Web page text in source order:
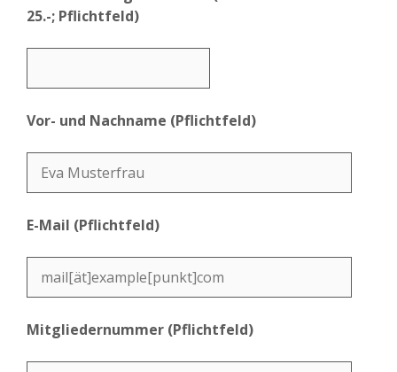
25.-; Pflichtfeld)
Vor- und Nachname (Pflichtfeld)
E-Mail (Pflichtfeld)
Mitgliedernummer (Pflichtfeld)